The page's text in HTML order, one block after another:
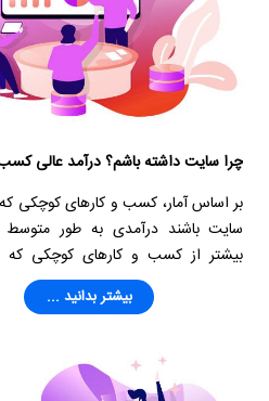
بر اساس آمار، کسب و کارهای کوچکی
بیشتر از کسب و کارهای کوچکی
نداشته باشند دارند.
بیشتر بدانید ...